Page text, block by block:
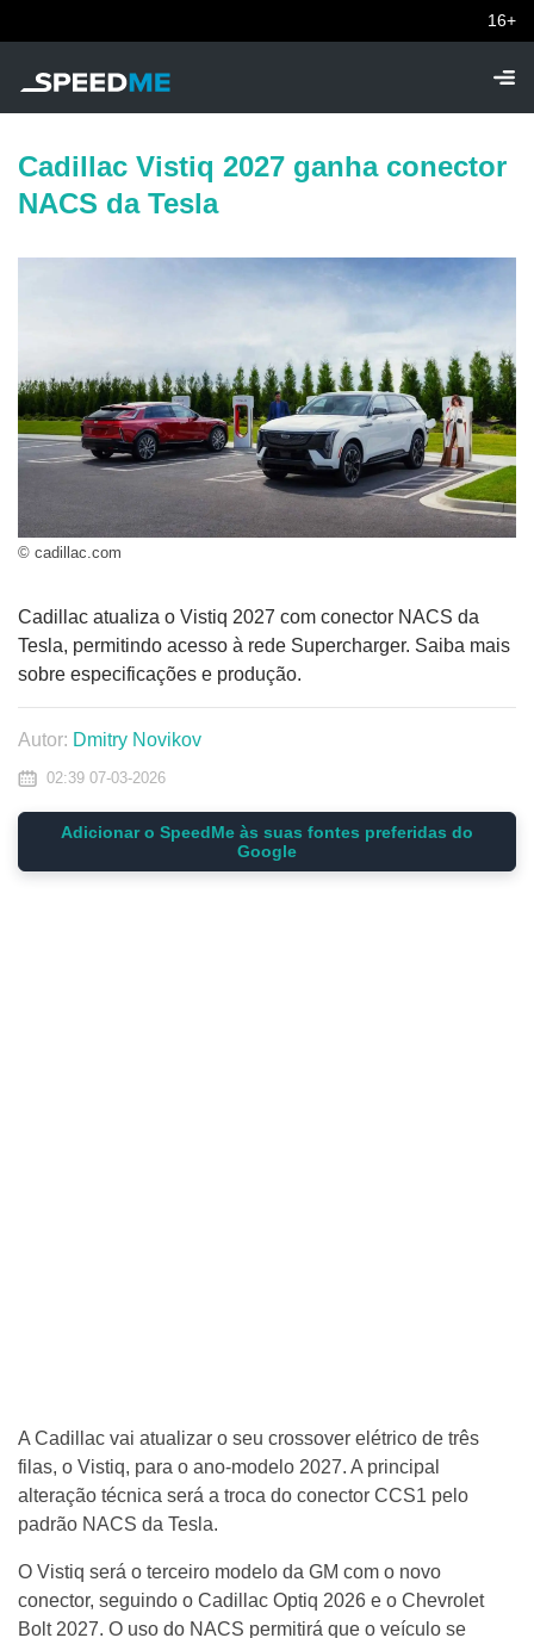
16+
Cadillac Vistiq 2027 ganha conector
NACS da Tesla
© cadillac.com
Cadillac atualiza o Vistiq 2027 com conector NACS da
Tesla, permitindo acesso à rede Supercharger. Saiba mais
sobre especificações e produção.
Autor: Dmitry Novikov
02:39 07-03-2026
Adicionar o SpeedMe às suas fontes preferidas do
Google
A Cadillac vai atualizar o seu crossover elétrico de três
filas, o Vistiq, para o ano-modelo 2027. A principal
alteração técnica será a troca do conector CCS1 pelo
padrão NACS da Tesla.
O Vistiq será o terceiro modelo da GM com o novo
conector, seguindo o Cadillac Optiq 2026 e o Chevrolet
Bolt 2027. O uso do NACS permitirá que o veículo se